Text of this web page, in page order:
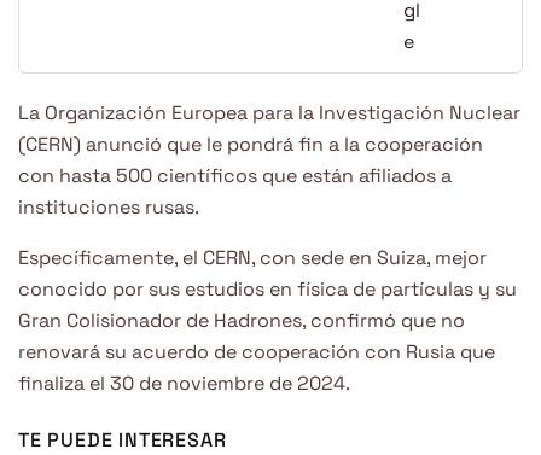
La Organización Europea para la Investigación Nuclear
(CERN) anunció que le pondrá fin a la cooperación
con hasta 500 científicos que están afiliados a
instituciones rusas.
Específicamente, el CERN, con sede en Suiza, mejor
conocido por sus estudios en física de partículas y su
Gran Colisionador de Hadrones, confirmó que no
renovará su acuerdo de cooperación con Rusia que
finaliza el 30 de noviembre de 2024.
TE PUEDE INTERESAR